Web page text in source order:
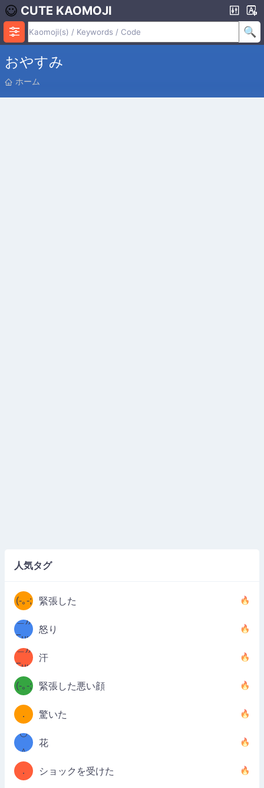
CUTE KAOMOJI
おやすみ
位
置
ホーム
人気タグ
(-｡-; 緊張した
(≧皿
ノ
＿))
Fuu
u
—-
！
怒り
((ヾ
(≧皿
≦；)
＿))
Fuu
uuu
u
—-
汗
(-｡-; 緊張した悪い顔
（／
．
＼）
驚いた
(＾
º◡º
＾
❁)
花
（／
．
ショックを受けた
(＾